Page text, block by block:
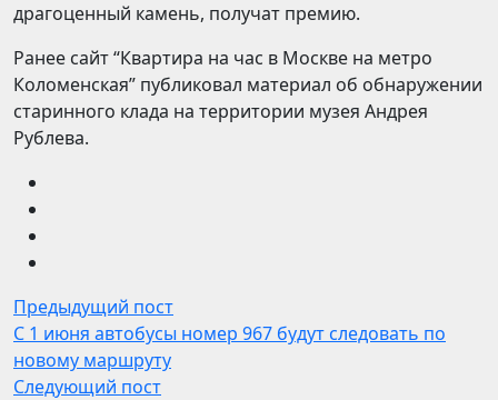
драгоценный камень, получат премию.
Ранее сайт “Квартира на час в Москве на метро
Коломенская” публиковал материал об обнаружении
старинного клада на территории музея Андрея
Рублева.
Предыдущий пост
С 1 июня автобусы номер 967 будут следовать по
новому маршруту
Следующий пост